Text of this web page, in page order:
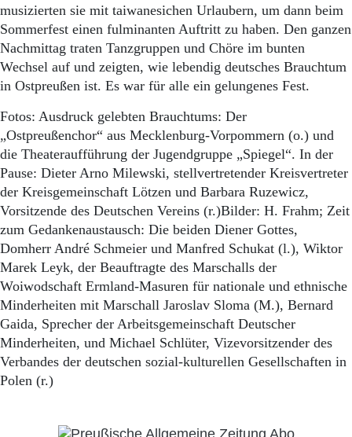
musizierten sie mit taiwanesichen Urlaubern, um dann beim
Sommerfest einen fulminanten Auftritt zu haben. Den ganzen
Nachmittag traten Tanzgruppen und Chöre im bunten
Wechsel auf und zeigten, wie lebendig deutsches Brauchtum
in Ostpreußen ist. Es war für alle ein gelungenes Fest.
Fotos: Ausdruck gelebten Brauchtums: Der
„Ostpreußenchor“ aus Mecklenburg-Vorpommern (o.) und
die Theateraufführung der Jugendgruppe „Spiegel“. In der
Pause: Dieter Arno Milewski, stellvertretender Kreisvertreter
der Kreisgemeinschaft Lötzen und Barbara Ruzewicz,
Vorsitzende des Deutschen Vereins (r.)Bilder: H. Frahm; Zeit
zum Gedankenaustausch: Die beiden Diener Gottes,
Domherr André Schmeier und Manfred Schukat (l.), Wiktor
Marek Leyk, der Beauftragte des Marschalls der
Woiwodschaft Ermland-Masuren für nationale und ethnische
Minderheiten mit Marschall Jaroslav Sloma (M.), Bernard
Gaida, Sprecher der Arbeitsgemeinschaft Deutscher
Minderheiten, und Michael Schlüter, Vizevorsitzender des
Verbandes der deutschen sozial-kulturellen Gesellschaften in
Polen (r.)